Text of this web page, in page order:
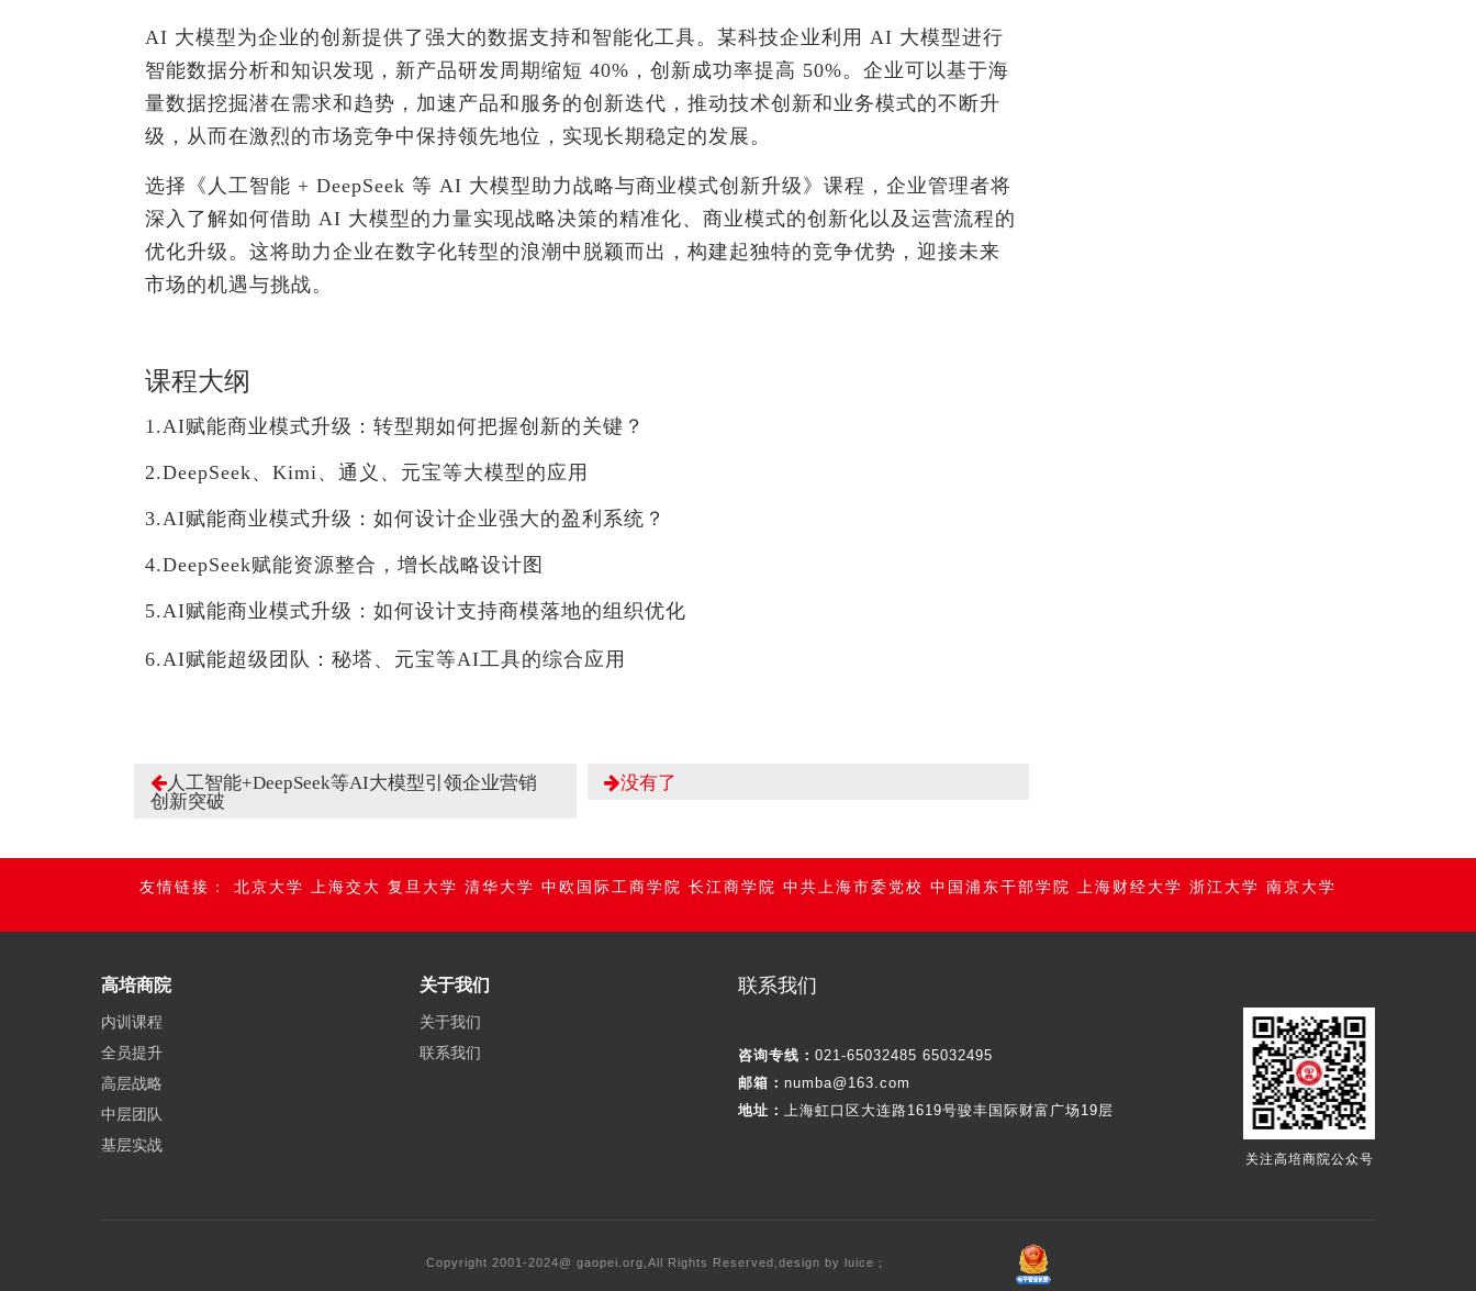
AI 大模型为企业的创新提供了强大的数据支持和智能化工具。某科技企业利用 AI 大模型进行
智能数据分析和知识发现，新产品研发周期缩短 40%，创新成功率提高 50%。企业可以基于海
量数据挖掘潜在需求和趋势，加速产品和服务的创新迭代，推动技术创新和业务模式的不断升
级，从而在激烈的市场竞争中保持领先地位，实现长期稳定的发展。
选择《人工智能 + DeepSeek 等 AI 大模型助力战略与商业模式创新升级》课程，企业管理者将
深入了解如何借助 AI 大模型的力量实现战略决策的精准化、商业模式的创新化以及运营流程的
优化升级。这将助力企业在数字化转型的浪潮中脱颖而出，构建起独特的竞争优势，迎接未来
市场的机遇与挑战。
课程大纲
1.AI赋能商业模式升级：转型期如何把握创新的关键？
2.DeepSeek、Kimi、通义、元宝等大模型的应用
3.AI赋能商业模式升级：如何设计企业强大的盈利系统？
4.DeepSeek赋能资源整合，增长战略设计图
5.AI赋能商业模式升级：如何设计支持商模落地的组织优化
6.AI赋能超级团队：秘塔、元宝等AI工具的综合应用
人工智能+DeepSeek等AI大模型引领企业营销
创新突破
没有了
友情链接： 北京大学 上海交大 复旦大学 清华大学 中欧国际工商学院 长江商学院 中共上海市委党校 中国浦东干部学院 上海财经大学 浙江大学 南京大学
高培商院
内训课程
全员提升
高层战略
中层团队
基层实战
关于我们
关于我们
联系我们
联系我们
咨询专线： 021-65032485 65032495
邮箱： numba@163.com
地址： 上海虹口区大连路1619号骏丰国际财富广场19层
关注高培商院公众号
Copyright 2001-2024@ gaopei.org,All Rights Reserved,design by luice；